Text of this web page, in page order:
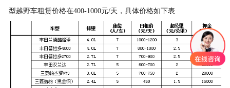
型越野车租赁价格在400-1000元/天，具体价格如下表